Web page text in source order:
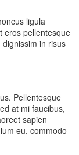
ligula
eros pellentesque
in risus
Pellentesque
at mi faucibus,
sapien
eu, commodo